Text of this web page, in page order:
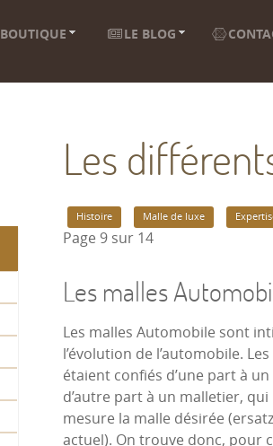
BOUTIQUE LE BLOG
Les
Histoire Malle de luxe
Page 9 sur 14
Les malles
Les malles Automobile sont
l’évolution de l’automobile.
étaient confiés d’une part à
d’autre part à un malletier,
mesure la malle désirée
actuel). On trouve donc, pour